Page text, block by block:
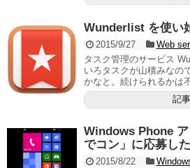
Wunderlist を使い
2015/9/27 Web
タスク管理のサービス
いろタスクが山積みなの
かなと。続けられるかは
記
Windows Phone
でコン」に応募した
2015/8/22